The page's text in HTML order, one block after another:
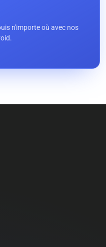
n'importe où avec nos